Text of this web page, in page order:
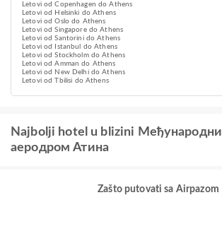
Letovi od Copenhagen do Athens
Letovi od Helsinki do Athens
Letovi od Oslo do Athens
Letovi od Singapore do Athens
Letovi od Santorini do Athens
Letovi od Istanbul do Athens
Letovi od Stockholm do Athens
Letovi od Amman do Athens
Letovi od New Delhi do Athens
Letovi od Tbilisi do Athens
Najbolji hotel u blizini Међународни
аеродром Атина
Zašto putovati sa Airpazom